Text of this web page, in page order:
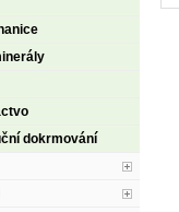
dokrmování